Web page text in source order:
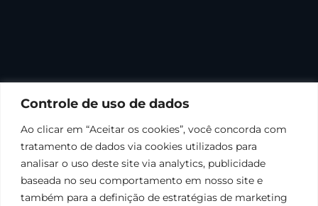
Controle de uso de dados
Ao clicar em “Aceitar os cookies”, você concorda com
tratamento de dados via cookies utilizados para
analisar o uso deste site via analytics, publicidade
baseada no seu comportamento em nosso site e
também para a definição de estratégias de marketing